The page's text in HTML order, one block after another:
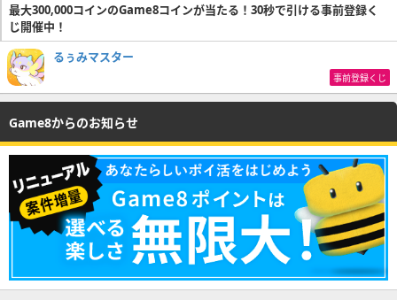
最大300,000コインのGame8コインが当たる！30秒で引ける事前登録く
じ開催中！
るぅみマスター
事前登録くじ
Game8からのお知らせ